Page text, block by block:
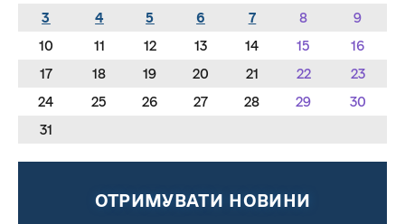
3
4 5 6 7 8
9
10
11 12 13 14 15
16
17
18 19 20 21 22
23
24
25 26 27 28 29
30
31
ОТРИМУВАТИ НОВИНИ